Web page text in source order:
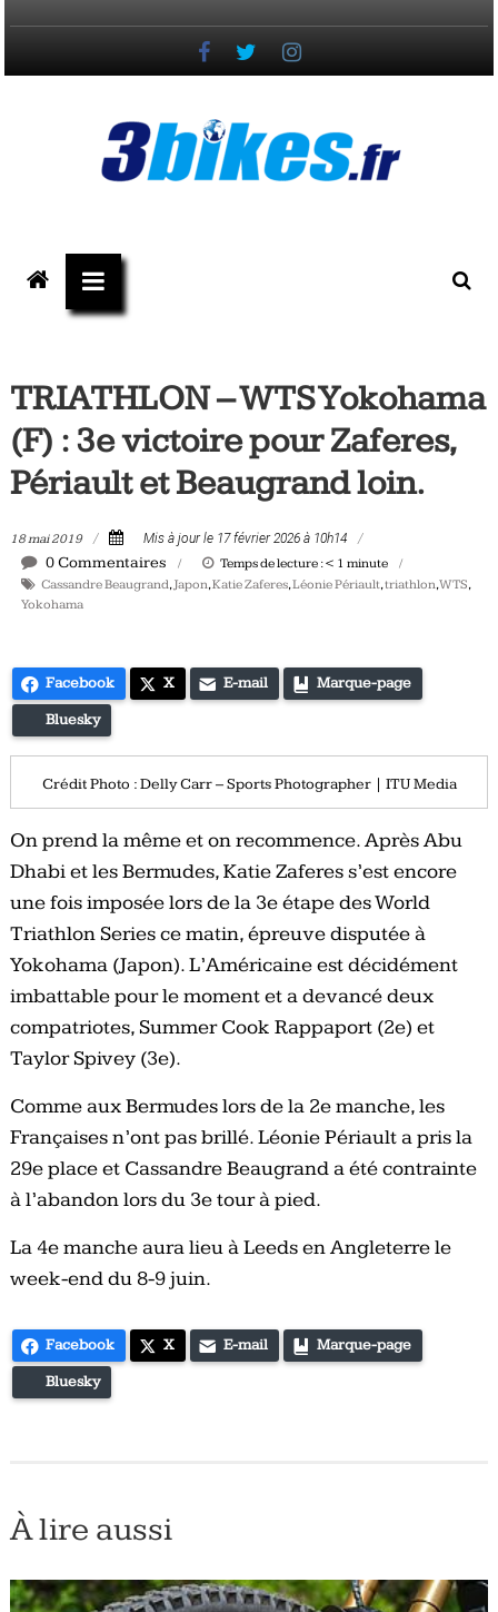
votre
magazine
Gravel
&
Triathlon
les
jours,
votre
et
triathlon
TRIATHLON – WTS Yokohama
(F) : 3e victoire pour Zaferes,
Périault et Beaugrand loin.
18 mai 2019 Mis à jour le 17 février 2026 à 10h14
0 Commentaires Temps de lecture : < 1 minute
Cassandre Beaugrand,Japon,Katie Zaferes,Léonie Périault,triathlon,WTS,
Yokohama
Facebook X E-mail Marque-page
Bluesky
Crédit Photo : Delly Carr – Sports Photographer | ITU Media
On prend la même et on recommence. Après Abu
Dhabi et les Bermudes, Katie Zaferes s’est encore
une fois imposée lors de la 3e étape des World
Triathlon Series ce matin, épreuve disputée à
Yokohama (Japon). L’Américaine est décidément
imbattable pour le moment et a devancé deux
compatriotes, Summer Cook Rappaport (2e) et
Taylor Spivey (3e).
Comme aux Bermudes lors de la 2e manche, les
Françaises n’ont pas brillé. Léonie Périault a pris la
29e place et Cassandre Beaugrand a été contrainte
à l’abandon lors du 3e tour à pied.
La 4e manche aura lieu à Leeds en Angleterre le
week-end du 8-9 juin.
Facebook X E-mail Marque-page
Bluesky
À lire aussi